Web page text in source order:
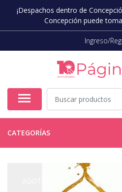
¡Despachos dentro de
Concepción puede
Ingreso/
CATEGORÍAS